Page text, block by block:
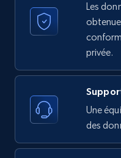
LinkedIn posts -
company URL
URL, ID, User id, Use
text, Date posted,
11.3K+
Les
privée.
Une
des